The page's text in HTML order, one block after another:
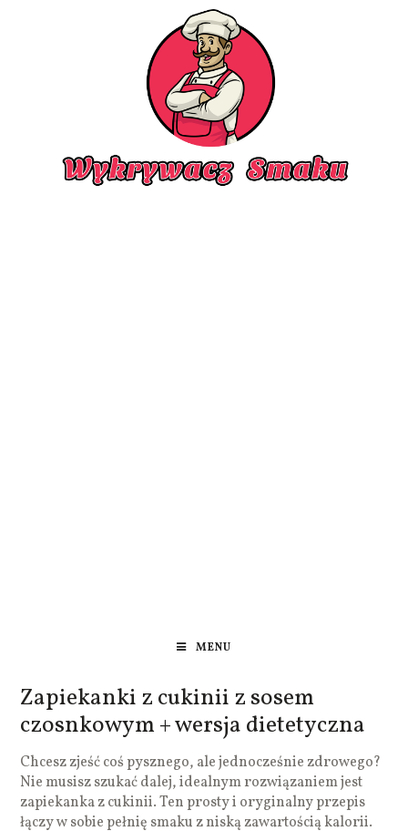
MENU
Zapiekanki z cukinii z sosem
czosnkowym + wersja dietetyczna
Chcesz zjeść coś pysznego, ale jednocześnie zdrowego?
Nie musisz szukać dalej, idealnym rozwiązaniem jest
zapiekanka z cukinii. Ten prosty i oryginalny przepis
łączy w sobie pełnię smaku z niską zawartością kalorii.